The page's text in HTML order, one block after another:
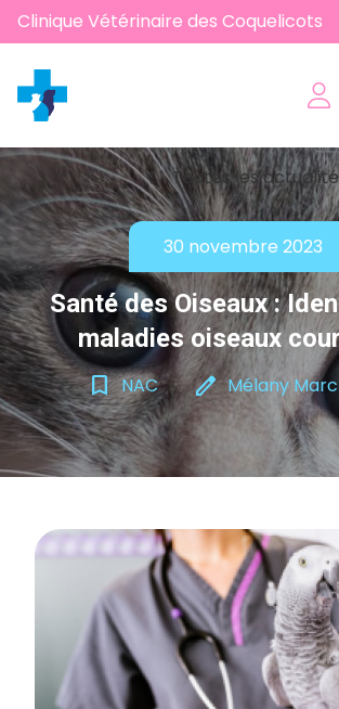
Clinique Vétérinaire des Coquelicots
chevron_left Toutes les
30 novembre 2023
Santé des Oiseaux :
maladies oiseaux
bookmark_border NAC edit Mélany